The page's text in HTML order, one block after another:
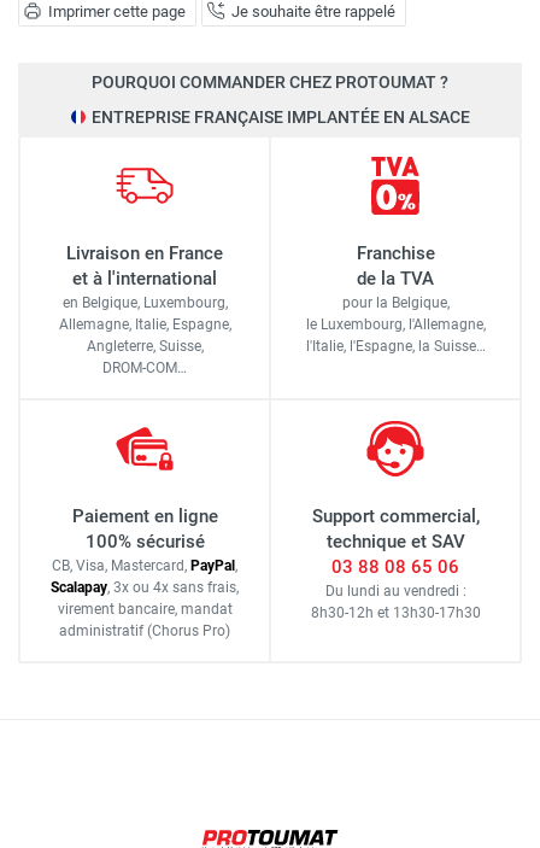
Imprimer cette page Je souhaite être rappelé
POURQUOI COMMANDER CHEZ PROTOUMAT ?
ENTREPRISE FRANÇAISE IMPLANTÉE EN ALSACE
Livraison en France
et à l'international
en Belgique, Luxembourg,
Allemagne, Italie, Espagne,
Angleterre, Suisse,
DROM-COM…
Franchise
de la TVA
pour la Belgique,
le Luxembourg, l'Allemagne,
l'Italie, l'Espagne, la Suisse…
Paiement en ligne
100% sécurisé
CB, Visa, Mastercard, PayPal,
Scalapay, 3x ou 4x sans frais,
virement bancaire, mandat
administratif (Chorus Pro)
Support commercial,
technique et SAV
03 88 08 65 06
Du lundi au vendredi :
8h30-12h et 13h30-17h30